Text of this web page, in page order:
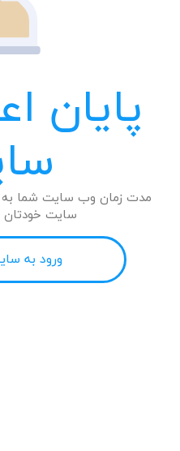
پایان
مدت زمان وب سایت شما به
سایت خودتان
ورود به